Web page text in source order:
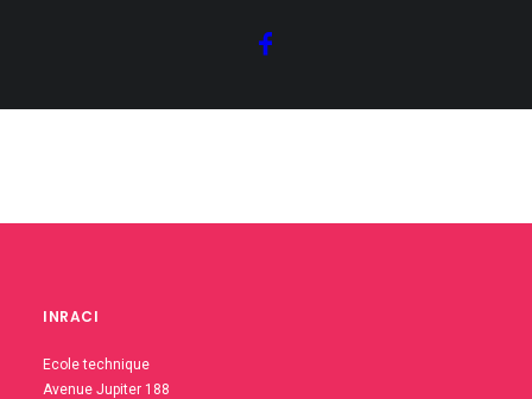
INRACI
Ecole technique
Avenue Jupiter 188